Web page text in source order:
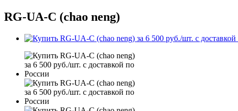
RG-UA-C (chao neng)